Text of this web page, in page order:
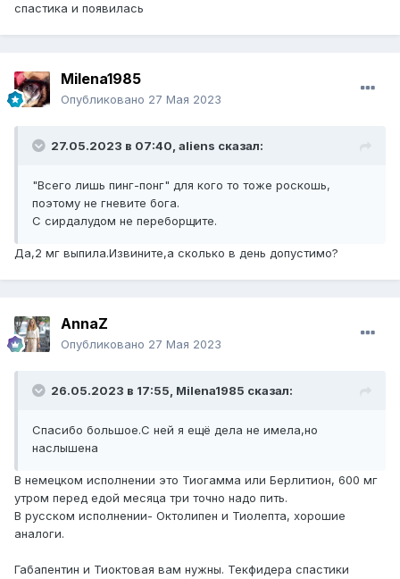
спастика и появилась
Milena1985
Опубликовано 27 Мая 2023
27.05.2023 в 07:40, aliens сказал:
"Всего лишь пинг-понг" для кого то тоже роскошь,
поэтому не гневите бога.
С сирдалудом не переборщите.
Да,2 мг выпила.Извините,а сколько в день допустимо?
AnnaZ
Опубликовано 27 Мая 2023
26.05.2023 в 17:55, Milena1985 сказал:
Спасибо большое.С ней я ещё дела не имела,но
наслышена
В немецком исполнении это Тиогамма или Берлитион, 600 мг
утром перед едой месяца три точно надо пить.
В русском исполнении- Октолипен и Тиолепта, хорошие
аналоги.
Габапентин и Тиоктовая вам нужны. Текфидера спастики